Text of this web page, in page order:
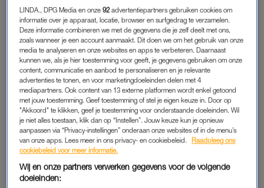
JAN SMIT
“Wat is het toch een onbeschrijfelijk en bijzonder gevoel om
met zoveel fans van de Duitstalige muziek, deze avonden te
mogen vieren”, schrijft Smit, die het festival samen met
Chantal Janzen had georganiseerd.
LINDA., DPG Media en onze92 advertentiepartners gebruiken cookies om
informatie over je apparaat, locatie, browser en surfgedrag te verzamelen.
Deze informatie combineren we met de gegevens die je zelf deelt met ons,
zoals wanneer je een account aanmaakt. Dit doen we om het gebruik van onze
media te analyseren en onze websites en apps te verbeteren. Daarnaast
kunnen we, als je hier toestemming voor geeft, je gegevens gebruiken om onze
content, communicatie en aanbod te personaliseren en je relevante
advertenties te tonen, en voor marketingdoeleinden delen met 4
mediapartners. Ook content van 13 externe platformen wordt enkel getoond
met jouw toestemming. Geef toestemming of stel je eigen keuze in. Door op
"Akkoord" te klikken, geef je toestemming voor onderstaande doeleinden. Wil
je niet alles toestaan, klik dan op “Instellen”. Jouw keuze kun je opnieuw
aanpassen via “Privacy-instellingen” onderaan onze websites of in de menu’s
van onze apps. Lees meer in ons privacy- en cookiebeleid.
Raadpleeg ons
cookiebeleid voor meer informatie.
Wij en onze partners verwerken gegevens voor de volgende
doeleinden: